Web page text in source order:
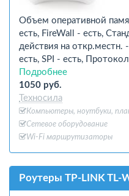
Объем оперативной
есть, FireWall - есть,
действия на
есть, SPI - есть,
Подробнее
1050 руб.
Техносила
Компьютеры, ноутбуки,
Сетевое оборудование
Wi-Fi маршрутизаторы
Роутеры TP-LINK TL-